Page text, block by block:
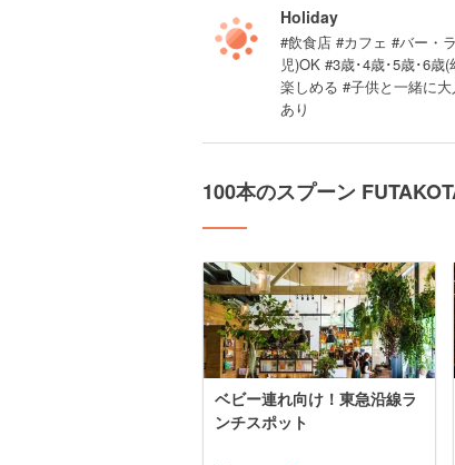
Holiday
#飲食店 #カフェ #バー・
児)OK #3歳･4歳･5歳･6歳
楽しめる #子供と一緒に
あり
100本のスプーン
ベビー連れ向け！東急沿線ラ
ンチスポット